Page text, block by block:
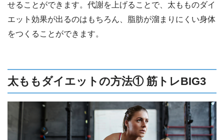
せることができます。代謝を上げることで、太もものダイ
エット効果が出るのはもちろん、脂肪が溜まりにくい身体
をつくることができます。
太ももダイエットの方法① 筋トレBIG3